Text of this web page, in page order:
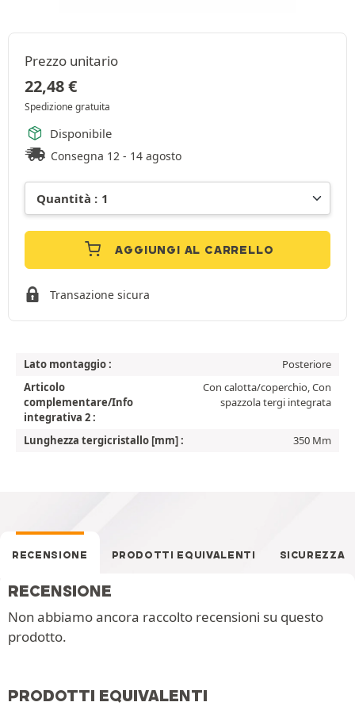
Prezzo unitario
22,48€
Spedizione gratuita
Disponibile
Consegna 12 - 14 agosto
AGGIUNGI AL CARRELLO
Transazione sicura
Lato montaggio :
Posteriore
Articolo
complementare/Info
integrativa 2 :
Con calotta/coperchio, Con
spazzola tergi integrata
Lunghezza tergicristallo [mm] : 350 Mm
RECENSIONE PRODOTTI EQUIVALENTI SICUREZZA
RECENSIONE
Non abbiamo ancora raccolto recensioni su questo
prodotto.
PRODOTTI EQUIVALENTI